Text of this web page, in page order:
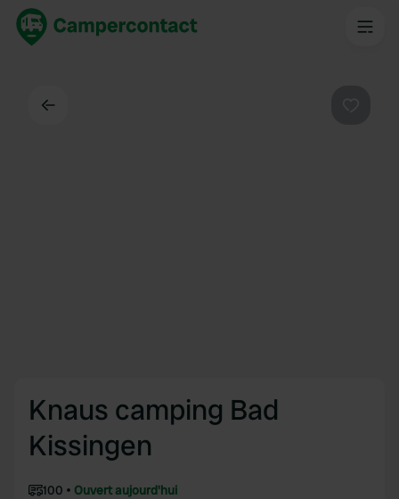
Knaus camping Bad
Kissingen
100
Ouvert aujourd'hui